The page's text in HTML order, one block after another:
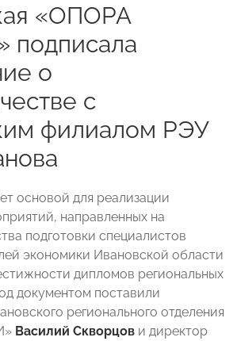
«ОПОРА
о
с
филиалом РЭУ
основой для реализации
направленных на
подготовки специалистов
экономики Ивановской области
дипломов региональных
документом поставили
регионального отделения
Василий Скворцов и директор